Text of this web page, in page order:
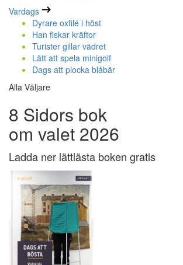
Vardags
Dyrare oxfilé i höst
Han fiskar kräftor
Turister gillar vädret
Lätt att spela minigolf
Dags att plocka blåbär
Alla Väljare
8 Sidors bok
om valet 2026
Ladda ner lättlästa boken gratis